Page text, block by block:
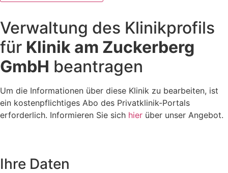
Verwaltung des Klinikprofils
für Klinik am Zuckerberg
GmbH beantragen
Um die Informationen über diese Klinik zu bearbeiten, ist
ein kostenpflichtiges Abo des Privatklinik-Portals
erforderlich. Informieren Sie sich hier über unser Angebot.
Ihre Daten